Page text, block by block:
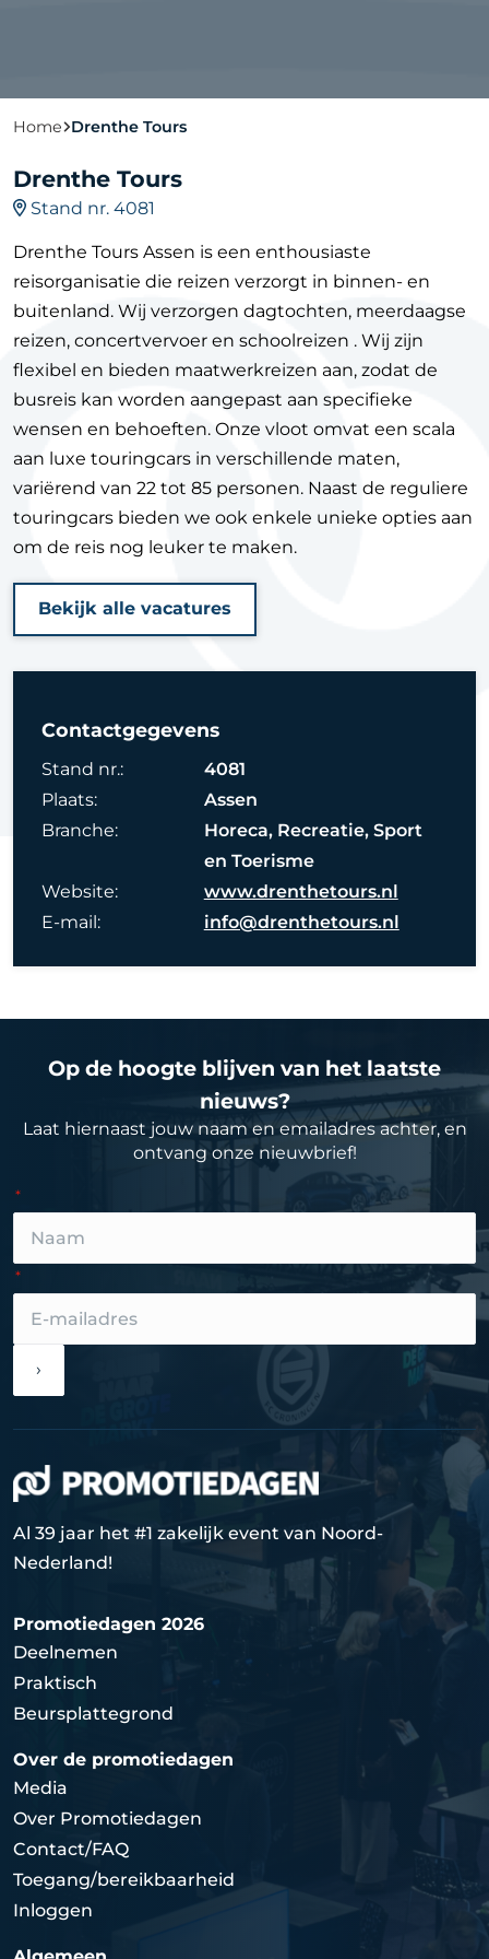
Home Drenthe Tours
Drenthe Tours
Stand nr. 4081
Drenthe Tours Assen is een enthousiaste
reisorganisatie die reizen verzorgt in binnen- en
buitenland. Wij verzorgen dagtochten, meerdaagse
reizen, concertvervoer en schoolreizen . Wij zijn
flexibel en bieden maatwerkreizen aan, zodat de
busreis kan worden aangepast aan specifieke
wensen en behoeften. Onze vloot omvat een scala
aan luxe touringcars in verschillende maten,
variërend van 22 tot 85 personen. Naast de reguliere
touringcars bieden we ook enkele unieke opties aan
om de reis nog leuker te maken.
Bekijk alle vacatures
Contactgegevens
Stand nr.:
4081
Plaats:
Assen
Branche:
Horeca, Recreatie, Sport
en Toerisme
Website:
www.drenthetours.nl
E-mail:
info@drenthetours.nl
Op de hoogte blijven van het laatste
nieuws?
Laat hiernaast jouw naam en emailadres achter, en
ontvang onze nieuwbrief!
›
Al 39 jaar het #1 zakelijk event van Noord-
Nederland!
Promotiedagen 2026
Deelnemen
Praktisch
Beursplattegrond
Over de promotiedagen
Media
Over Promotiedagen
Contact/FAQ
Toegang/bereikbaarheid
Inloggen